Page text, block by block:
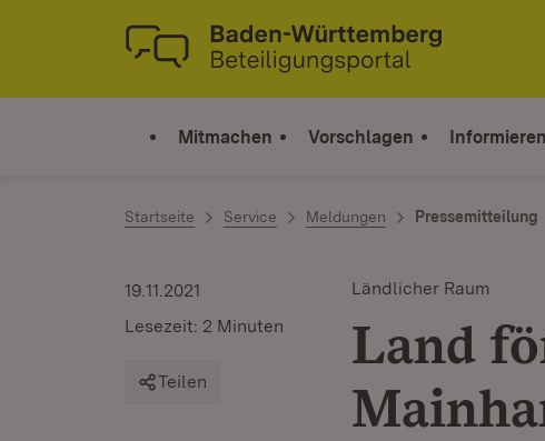
Zum Inhalt springen
Link zur Startseite
Mitmachen Vorschlagen Informieren
Startseite Service Meldungen Pressemitteilung
Ländlicher Raum
Land
19.11.2021
Lesezeit: 2 Minuten
Teilen